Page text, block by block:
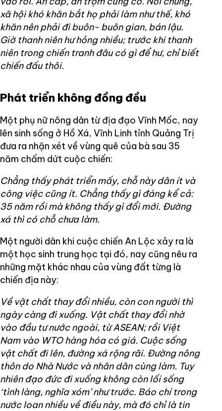
xã hội khó khăn bắt họ phải làm như thế, khó
khăn nên phải đi buôn- buôn gian, bán lậu.
Giờ thanh niên hư hỏng nhiều; trước khi thanh
niên trong chiến tranh đâu có gì để hư, chỉ biết
chiến đấu thôi.
Phát triển không đồng đều
Một phụ nữ nông dân từ địa đạo Vĩnh Mốc, nay
lên sinh sống ở Hồ Xá, Vĩnh Linh tỉnh Quảng Trị
đưa ra nhận xét về vùng quê của bà sau 35
năm chấm dứt cuộc chiến:
Chẳng thấy phát triển mấy, chỗ này dân ít và
công việc cũng ít. Chẳng thấy gì đáng kể cả:
35 năm rồi mà không thấy gì đổi mới. Đường
xá thì có chỗ chưa làm.
Một người dân khi cuộc chiến An Lộc xảy ra là
một học sinh trung học tại đó, nay cũng nêu ra
những mặt khác nhau của vùng đất từng là
chiến địa này:
Về vật chất thay đổi nhiều, còn con người thì
ngày càng đi xuống. Vật chất thay đổi nhờ
vào đầu tư nước ngoài, từ ASEAN; rồi Việt
Nam vào WTO hàng hóa có giá. Cuộc sống
vật chất đi lên, đường xá rộng rãi. Đường nông
thôn do Nhà Nước và nhân dân cùng làm. Tuy
nhiên đạo đức đi xuống không còn lối sống
‘tình làng, nghĩa xóm’ như trước. Báo chí trong
nước loan nhiều về điều này, mà đó chỉ là tin